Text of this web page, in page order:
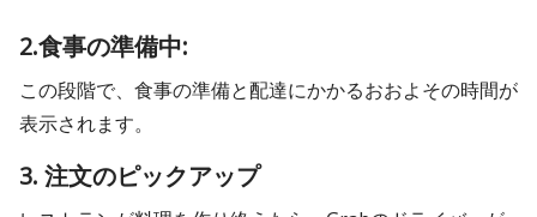
2.食事の準備中:
この段階で、食事の準備と配達にかかるおおよその時間が
表示されます。
3. 注文のピックアップ